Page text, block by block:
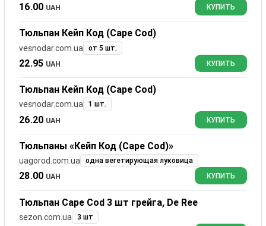
16.00 UAH КУПИТЬ
Тюльпан Кейп Код (Cape Cod)
vesnodar.com.ua от 5 шт.
22.95 UAH КУПИТЬ
Тюльпан Кейп Код (Cape Cod)
vesnodar.com.ua 1 шт.
26.20 UAH КУПИТЬ
Тюльпаны «Кейп Код (Cape Cod)»
uagorod.com.ua одна вегетирующая луковица
28.00 UAH КУПИТЬ
Тюльпан Cape Cod 3 шт грейга, De Ree
sezon.com.ua 3 шт